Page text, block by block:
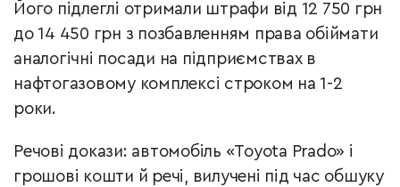
Його підлеглі отримали штрафи від 12 750 грн
до 14 450 грн з позбавленням права обіймати
аналогічні посади на підприємствах в
нафтогазовому комплексі строком на 1-2
роки.
Речові докази: автомобіль «Toyota Prado» і
грошові кошти й речі, вилучені під час обшуку